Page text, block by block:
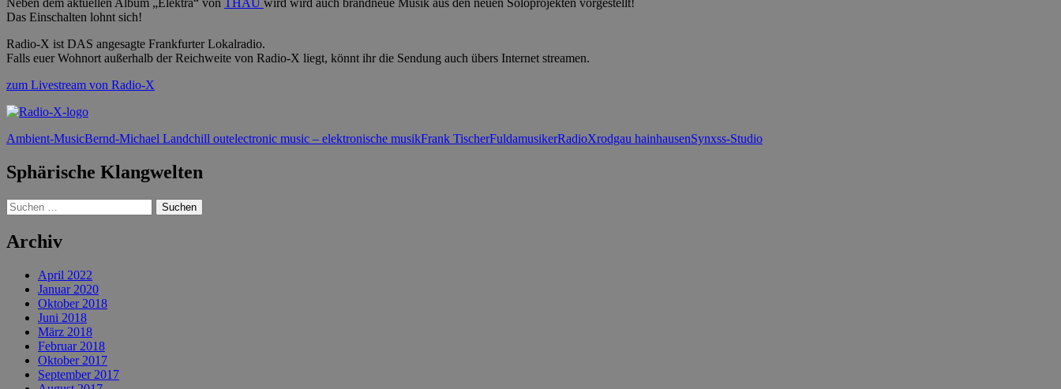
Neben dem aktuellen Album „Elektra“ von THAU wird wird auch brandneue Musik aus den neuen Soloprojekten vorgestellt!
Das Einschalten lohnt sich!
Radio-X ist DAS angesagte Frankfurter Lokalradio.
Falls euer Wohnort außerhalb der Reichweite von Radio-X liegt, könnt ihr die Sendung auch übers Internet streamen.
zum Livestream von Radio-X
Ambient-MusicBernd-Michael Landchill outelectronic music – elektronische musikFrank TischerFuldamusikerRadioXrodgau hainhausenSynxss-Studio
Sphärische Klangwelten
Suchen
nach:
Archiv
April 2022
Januar 2020
Oktober 2018
Juni 2018
März 2018
Februar 2018
Oktober 2017
September 2017